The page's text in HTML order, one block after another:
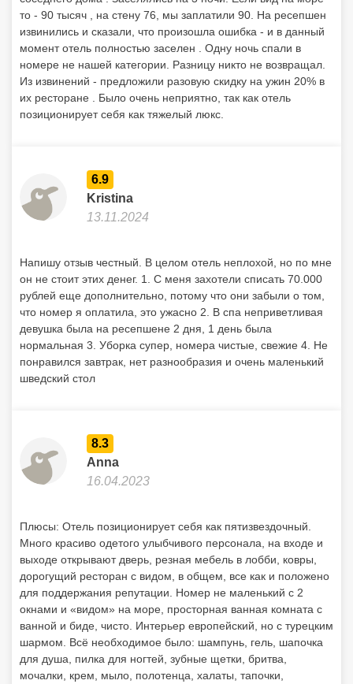
то - 90 тысяч , на стену 76, мы заплатили 90. На ресепшен
извинились и сказали, что произошла ошибка - и в данный
момент отель полностью заселен . Одну ночь спали в
номере не нашей категории. Разницу никто не возвращал.
Из извинений - предложили разовую скидку на ужин 20% в
их ресторане . Было очень неприятно, так как отель
позиционирует себя как тяжелый люкс.
6.9
Kristina
13.11.2024
Напишу отзыв честный. В целом отель неплохой, но по мне
он не стоит этих денег. 1. С меня захотели списать 70.000
рублей еще дополнительно, потому что они забыли о том,
что номер я оплатила, это ужасно 2. В спа неприветливая
девушка была на ресепшене 2 дня, 1 день была
нормальная 3. Уборка супер, номера чистые, свежие 4. Не
понравился завтрак, нет разнообразия и очень маленький
шведский стол
8.3
Anna
16.04.2023
Плюсы: Отель позиционирует себя как пятизвездочный.
Много красиво одетого улыбчивого персонала, на входе и
выходе открывают дверь, резная мебель в лобби, ковры,
дорогущий ресторан с видом, в общем, все как и положено
для поддержания репутации. Номер не маленький с 2
окнами и «видом» на море, просторная ванная комната с
ванной и биде, чисто. Интерьер европейский, но с турецким
шармом. Всё необходимое было: шампунь, гель, шапочка
для душа, пилка для ногтей, зубные щетки, бритва,
мочалки, крем, мыло, полотенца, халаты, тапочки,